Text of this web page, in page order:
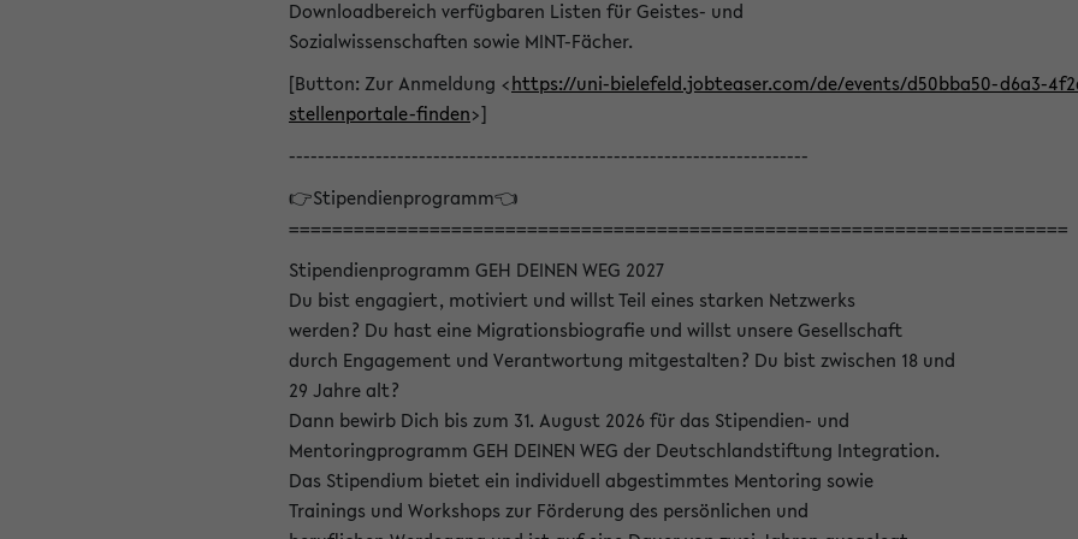
Downloadbereich verfügbaren Listen für Geistes- und
Sozialwissenschaften sowie MINT-Fächer.
[Button: Zur Anmeldung <https://uni-bielefeld.jobteaser.com/de/events/d50bba50-d6a3-
stellenportale-finden>]
------------------------------------------------------------------------
👉Stipendienprogramm👈
========================================================================
Stipendienprogramm GEH DEINEN WEG 2027
Du bist engagiert, motiviert und willst Teil eines starken Netzwerks
werden? Du hast eine Migrationsbiografie und willst unsere Gesellschaft
durch Engagement und Verantwortung mitgestalten? Du bist zwischen 18 und
29 Jahre alt?
Dann bewirb Dich bis zum 31. August 2026 für das Stipendien- und
Mentoringprogramm GEH DEINEN WEG der Deutschlandstiftung Integration.
Das Stipendium bietet ein individuell abgestimmtes Mentoring sowie
Trainings und Workshops zur Förderung des persönlichen und